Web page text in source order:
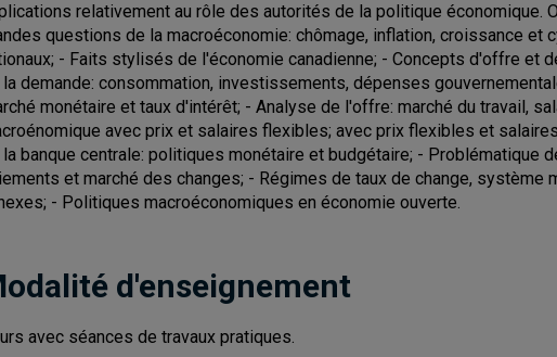
relativement au rôle des autorités de la politique économique.
questions de la macroéconomie: chômage, inflation, croissance et
- Faits stylisés de l'économie canadienne; - Concepts d'offre et
demande: consommation, investissements, dépenses
monétaire et taux d'intérêt; - Analyse de l'offre: marché du travail,
avec prix et salaires flexibles; avec prix flexibles et
banque centrale: politiques monétaire et budgétaire; - Problématique
et marché des changes; - Régimes de taux de change, système
- Politiques macroéconomiques en économie ouverte.
d'enseignement
avec séances de travaux pratiques.